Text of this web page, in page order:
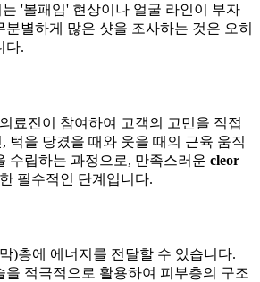
'볼패임' 현상이나 얼굴 라인이 부자
별하게 많은 샷을 조사하는 것은 오히
다.
료진이 참여하여 고객의 고민을 직접
턱을 당겼을 때와 웃을 때의 근육 움직
수립하는 과정으로, 만족스러운 cleor
필수적인 단계입니다.
)층에 에너지를 전달할 수 있습니다.
적극적으로 활용하여 피부층의 구조